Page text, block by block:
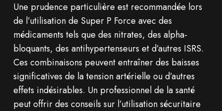
Une prudence particulière est recommandée lors
de l’utilisation de Super P Force avec des
médicaments tels que des nitrates, des alpha-
bloquants, des antihypertenseurs et d’autres ISRS.
Ces combinaisons peuvent entraîner des baisses
significatives de la tension artérielle ou d’autres
effets indésirables. Un professionnel de la santé
peut offrir des conseils sur l’utilisation sécuritaire